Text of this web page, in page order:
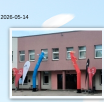
2026-05-14